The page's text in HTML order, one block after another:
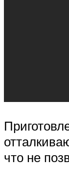
что не